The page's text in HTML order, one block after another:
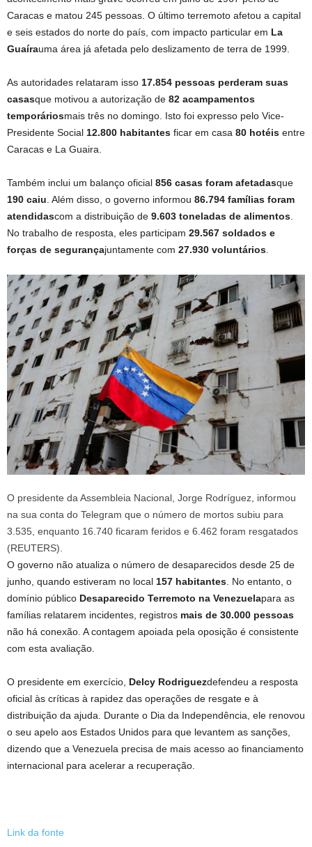
Caracas e matou 245 pessoas. O último terremoto afetou a capital
e seis estados do norte do país, com impacto particular em La
Guaírauma área já afetada pelo deslizamento de terra de 1999.
As autoridades relataram isso 17.854 pessoas perderam suas
casasque motivou a autorização de 82 acampamentos
temporáriosmais três no domingo. Isto foi expresso pelo Vice-
Presidente Social 12.800 habitantes ficar em casa 80 hotéis entre
Caracas e La Guaira.
Também inclui um balanço oficial 856 casas foram afetadasque
190 caiu. Além disso, o governo informou 86.794 famílias foram
atendidascom a distribuição de 9.603 toneladas de alimentos.
No trabalho de resposta, eles participam 29.567 soldados e
forças de segurançajuntamente com 27.930 voluntários.
O presidente da Assembleia Nacional, Jorge Rodríguez, informou
na sua conta do Telegram que o número de mortos subiu para
3.535, enquanto 16.740 ficaram feridos e 6.462 foram resgatados
(REUTERS).
O governo não atualiza o número de desaparecidos desde 25 de
junho, quando estiveram no local 157 habitantes . No entanto, o
domínio público Desaparecido Terremoto na Venezuelapara as
famílias relatarem incidentes, registros mais de 30.000 pessoas
não há conexão. A contagem apoiada pela oposição é consistente
com esta avaliação.
O presidente em exercício, Delcy Rodriguezdefendeu a resposta
oficial às críticas à rapidez das operações de resgate e à
distribuição da ajuda. Durante o Dia da Independência, ele renovou
o seu apelo aos Estados Unidos para que levantem as sanções,
dizendo que a Venezuela precisa de mais acesso ao financiamento
internacional para acelerar a recuperação.
Link da fonte